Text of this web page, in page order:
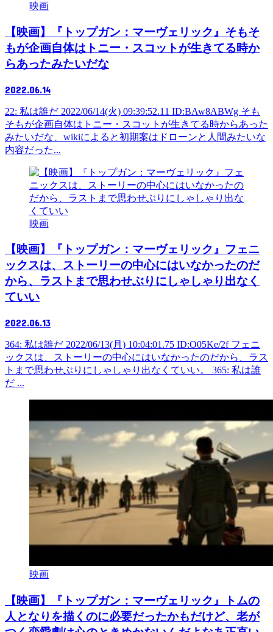
映画
【映画】『トップガン：マーヴェリック』そもそ
もが企画自体はトニー・スコットが生きてる時か
らあったみたいだな
2022.06.14
22: 私は誰だ 2022/06/14(火) 09:39:52.11 ID:BAw8ABWg そも
そもが企画自体はトニー・スコットが生きてる時からあった
みたいだな、wikiによると初期案はドローンと人間みたいな
内容だった...
映画
【映画】『トップガン：マーヴェリック』フェニ
ックスは、ストーリーの中心にはいなかったのだ
から、ラストまで思わせぶりにしゃしゃり出なく
ていい
2022.06.13
364: 私は誰だ 2022/06/13(月) 10:04:01.75 ID:O05Ke/2f フェニ
ックスは、ストーリーの中心にはいなかったのだから、ラス
トまで思わせぶりにしゃしゃり出なくていい。 365: 私は誰
だ ...
映画
【映画】『トップガン：マーヴェリック』トムの
人となりを描くのに必要だったかもだけど、老が